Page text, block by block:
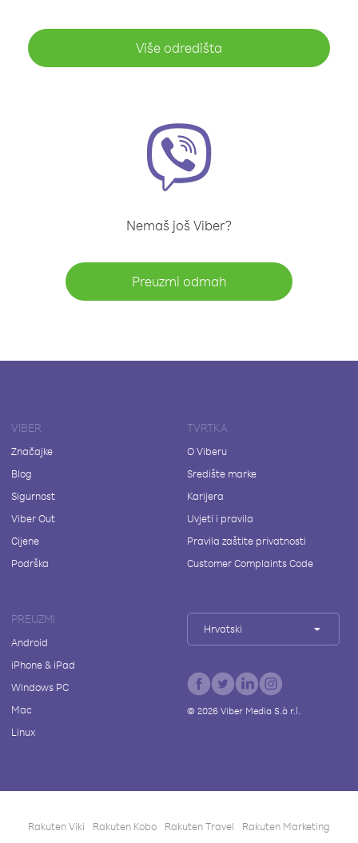
Više odredišta
Nemaš još Viber?
Preuzmi odmah
VIBER
Značajke
Blog
Sigurnost
Viber Out
Cijene
Podrška
TVRTKA
O Viberu
Središte marke
Karijera
Uvjeti i pravila
Pravila zaštite privatnosti
Customer Complaints Code
PREUZMI
Android
iPhone & iPad
Windows PC
Mac
Linux
Hrvatski
© 2026Viber Media S.à r.l.
Rakuten Viki Rakuten Kobo Rakuten Travel Rakuten Marketing